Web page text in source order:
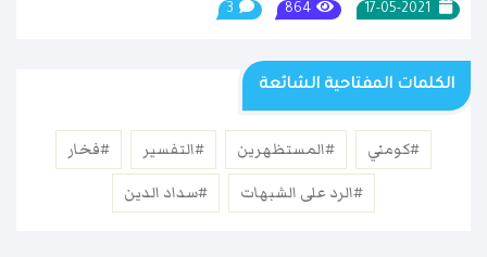
864
3
الكلمات المفتاحية الشائعة
#كومني #المستظهرين #التفسير
#فخار
#الرد على الشبهات
#سداد الدين